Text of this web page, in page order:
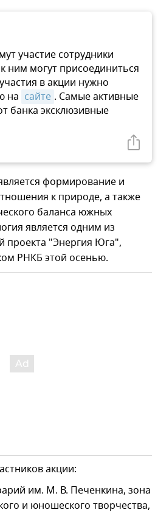
участие сотрудники
ним могут присоединиться
в акции нужно
на сайте . Самые активные
банка эксклюзивные
формирование и
к природе, а также
баланса южных
является одним из
проекта "Энергия Юга",
РНКБ этой осенью.
акции:
им. М. В. Печенкина, зона
и юношеского творчества,